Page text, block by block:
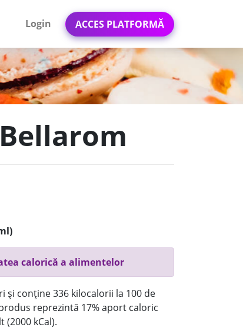
Login ACCES PLATFORMĂ
calorică a alimentelor
și conține 336 kilocalorii la 100 de
reprezintă 17% aport caloric
kCal).